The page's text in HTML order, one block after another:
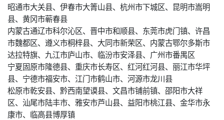
昭通市大关县、伊春市大箐山县、杭州市下城区、昆明市嵩明
县、黄冈市蕲春县
内蒙古通辽市科尔沁区、晋中市和顺县、东莞市虎门镇、许昌
市魏都区、遵义市桐梓县、大同市新荣区、内蒙古鄂尔多斯市
达拉特旗、九江市庐山市、临汾市安泽县、广州市番禺区
宁夏固原市隆德县、重庆市长寿区、红河红河县、丽江市华坪
县、宁德市福安市、江门市鹤山市、河源市龙川县
松原市乾安县、黔西南望谟县、文昌市铺前镇、邵阳市大祥
区、汕尾市陆丰市、雅安市芦山县、益阳市桃江县、金华市永
康市、临高县博厚镇